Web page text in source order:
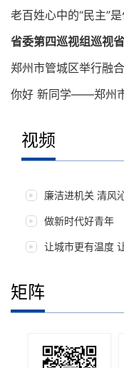
老百姓心中的“民主”
郑州市管城区举行融
视频
廉洁进机关 清风
做新时代好青年
矩阵